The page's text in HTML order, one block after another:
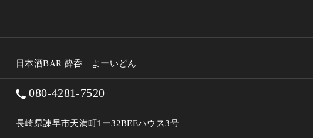
日本酒BAR 酔呑 よーいどん
080-4281-7520
長崎県諫早市天満町1ー32BEEハウス3号